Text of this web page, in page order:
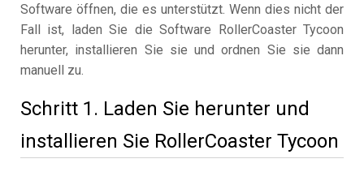
Software öffnen, die es unterstützt. Wenn dies nicht der
Fall ist, laden Sie die Software RollerCoaster Tycoon
herunter, installieren Sie sie und ordnen Sie sie dann
manuell zu.
Schritt 1. Laden Sie herunter und
installieren Sie RollerCoaster Tycoon